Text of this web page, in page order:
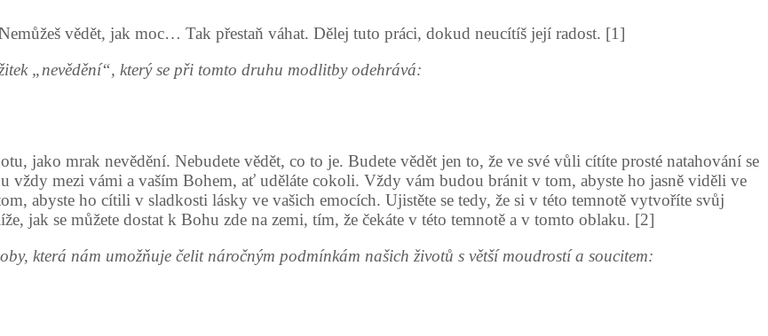
vědět, jak moc… Tak přestaň váhat. Dělej tuto práci, dokud neucítíš její radost. [1]
„nevědění“, který se při tomto druhu modlitby odehrává:
jako mrak nevědění. Nebudete vědět, co to je. Budete vědět jen to, že ve své vůli cítíte prosté natahování se
vždy mezi vámi a vaším Bohem, ať uděláte cokoli. Vždy vám budou bránit v tom, abyste ho jasně viděli ve
abyste ho cítili v sladkosti lásky ve vašich emocích. Ujistěte se tedy, že si v této temnotě vytvoříte svůj
jak se můžete dostat k Bohu zde na zemi, tím, že čekáte v této temnotě a v tomto oblaku. [2]
která nám umožňuje čelit náročným podmínkám našich životů s větší moudrostí a soucitem: